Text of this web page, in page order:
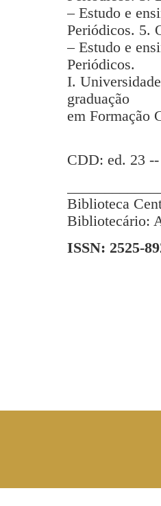
– Estudo e
Periódicos. 5.
– Estudo e
Periódicos.
I.
graduação
em Formação
CDD: ed. 23
Biblioteca
Bibliotecário:
ISSN: 2525-